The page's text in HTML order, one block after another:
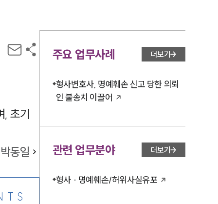
, 초기
박동일
주요 업무사례 더보기
형사변호사, 명예훼손 신고 당한 의뢰
인 불송치 이끌어
관련 업무분야 더보기
형사 · 명예훼손/허위사실유포